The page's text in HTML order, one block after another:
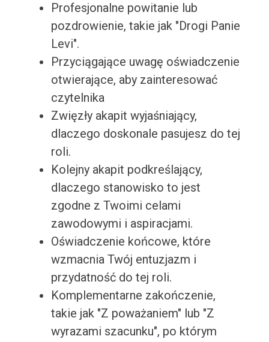
Profesjonalne powitanie lub
pozdrowienie, takie jak "Drogi Panie
Levi".
Przyciągające uwagę oświadczenie
otwierające, aby zainteresować
czytelnika
Zwięzły akapit wyjaśniający,
dlaczego doskonale pasujesz do tej
roli.
Kolejny akapit podkreślający,
dlaczego stanowisko to jest
zgodne z Twoimi celami
zawodowymi i aspiracjami.
Oświadczenie końcowe, które
wzmacnia Twój entuzjazm i
przydatność do tej roli.
Komplementarne zakończenie,
takie jak "Z poważaniem" lub "Z
wyrazami szacunku", po którym